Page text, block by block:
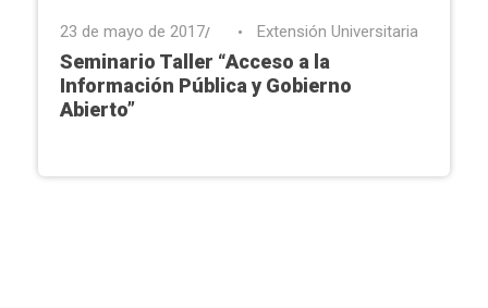
23 de mayo de 2017 • Extensión Universitaria
Seminario Taller “Acceso a la
Información Pública y Gobierno
Abierto”